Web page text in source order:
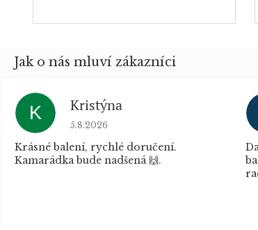
K Kristýna
Hodnocení obchodu je 5 z 5
5.8.2026
Krásné balení, rychlé doručení.
Kamarádka bude nadšená 🙌.